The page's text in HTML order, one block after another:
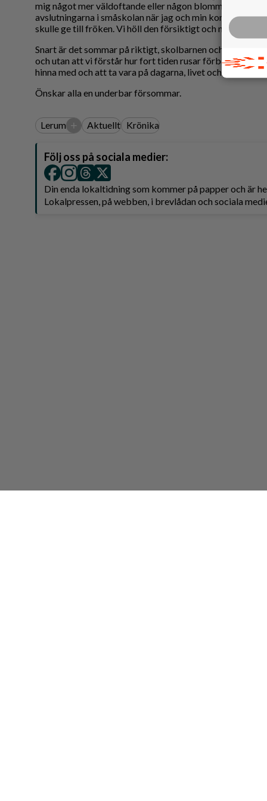
mig något mer väldoftande eller någon blomma med så
avslutningarna i småskolan när jag och min kompis
skulle ge till fröken. Vi höll den försiktigt och neg djupt
Snart är det sommar på riktigt, skolbarnen och
och utan att vi förstår hur fort tiden rusar förbi är det
hinna med och att ta vara på dagarna, livet och varandra.
Önskar alla en underbar försommar.
Lerum + Aktuellt Krönika
Följ oss på sociala medier:
Din enda lokaltidning som kommer på papper och är
Lokalpressen, på webben, i brevlådan och sociala